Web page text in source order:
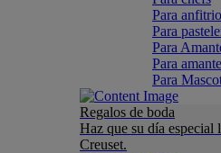
Para
Para
Para
Para
Para
Regalos de boda
Haz que su día especial
Creuset.